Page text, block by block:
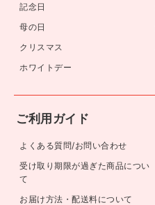
記念日
母の日
クリスマス
ホワイトデー
ご利用ガイド
よくある質問/お問い合わせ
受け取り期限が過ぎた商品につい
て
お届け方法・配送料について